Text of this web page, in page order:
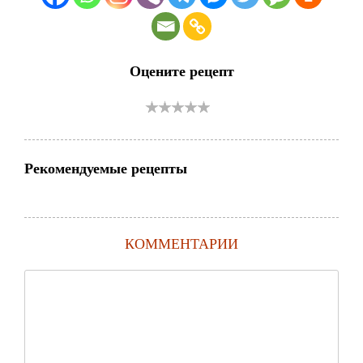
Оцените рецепт
Рекомендуемые рецепты
КОММЕНТАРИИ